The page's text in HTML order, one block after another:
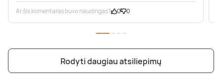
Ar šis komentaras buvo naudingas? 0 0
Rodyti daugiau atsiliepimų